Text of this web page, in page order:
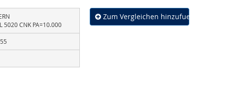
5020 CNK PA=10.000
Zum Vergleichen hinzufuegen